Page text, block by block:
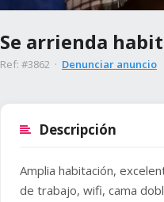
Se arrienda
Ref: #3862 · Denunciar anuncio
Descripción
Amplia habitación,
de trabajo, wifi, cama